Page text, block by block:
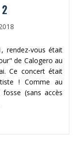
rendez-vous était
de Calogero au
Ce concert était
! Comme au
(sans accès